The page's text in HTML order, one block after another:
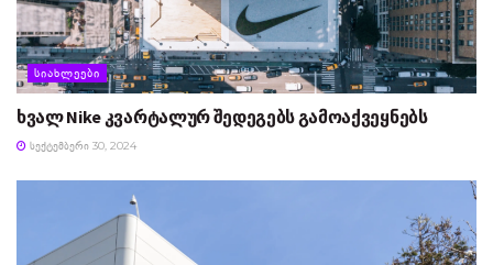
ᲡᲘᲐᲮᲚᲔᲔᲑᲘ
ხვალ Nike კვარტალურ შედეგებს გამოაქვეყნებს
ᲡᲔᲥᲢᲔᲛᲑᲔᲠᲘ 30, 2024